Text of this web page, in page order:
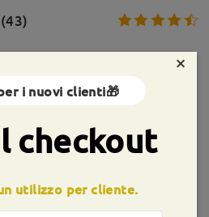
sulla montatura
progressivi e mi sono
ancora.
DI PIÙ
×
i nuovi clienti🎁
checkout
utilizzo per cliente.